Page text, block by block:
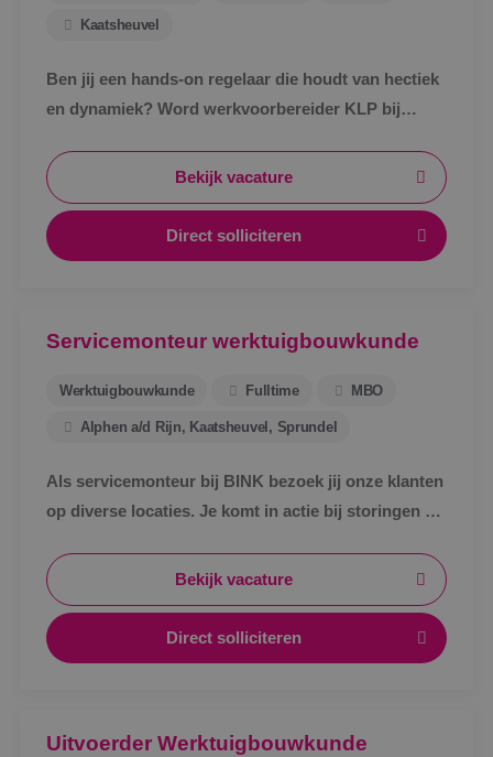
Kaatsheuvel
Ben jij een hands-on regelaar die houdt van hectiek
en dynamiek? Word werkvoorbereider KLP bij
Bekijk vacature
Direct solliciteren
Servicemonteur werktuigbouwkunde
Werktuigbouwkunde Fulltime MBO
Alphen a/d Rijn, Kaatsheuvel, Sprundel
Als servicemonteur bij BINK bezoek jij onze klanten
op diverse locaties. Je komt in actie bij storingen en
Bekijk vacature
Direct solliciteren
Uitvoerder Werktuigbouwkunde